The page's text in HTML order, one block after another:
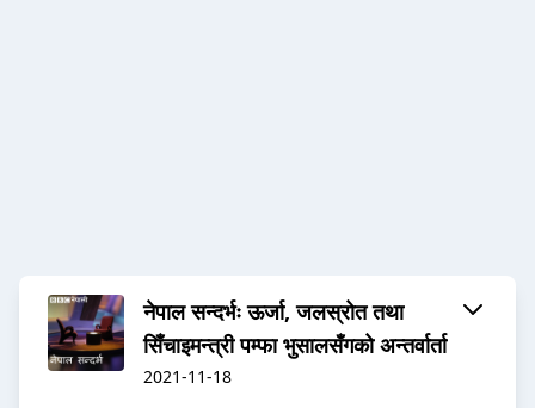
नेपाल सन्दर्भः ऊर्जा, जलस्रोत तथा
सिँचाइमन्त्री पम्फा भुसालसँगको अन्तर्वार्ता
2021-11-18